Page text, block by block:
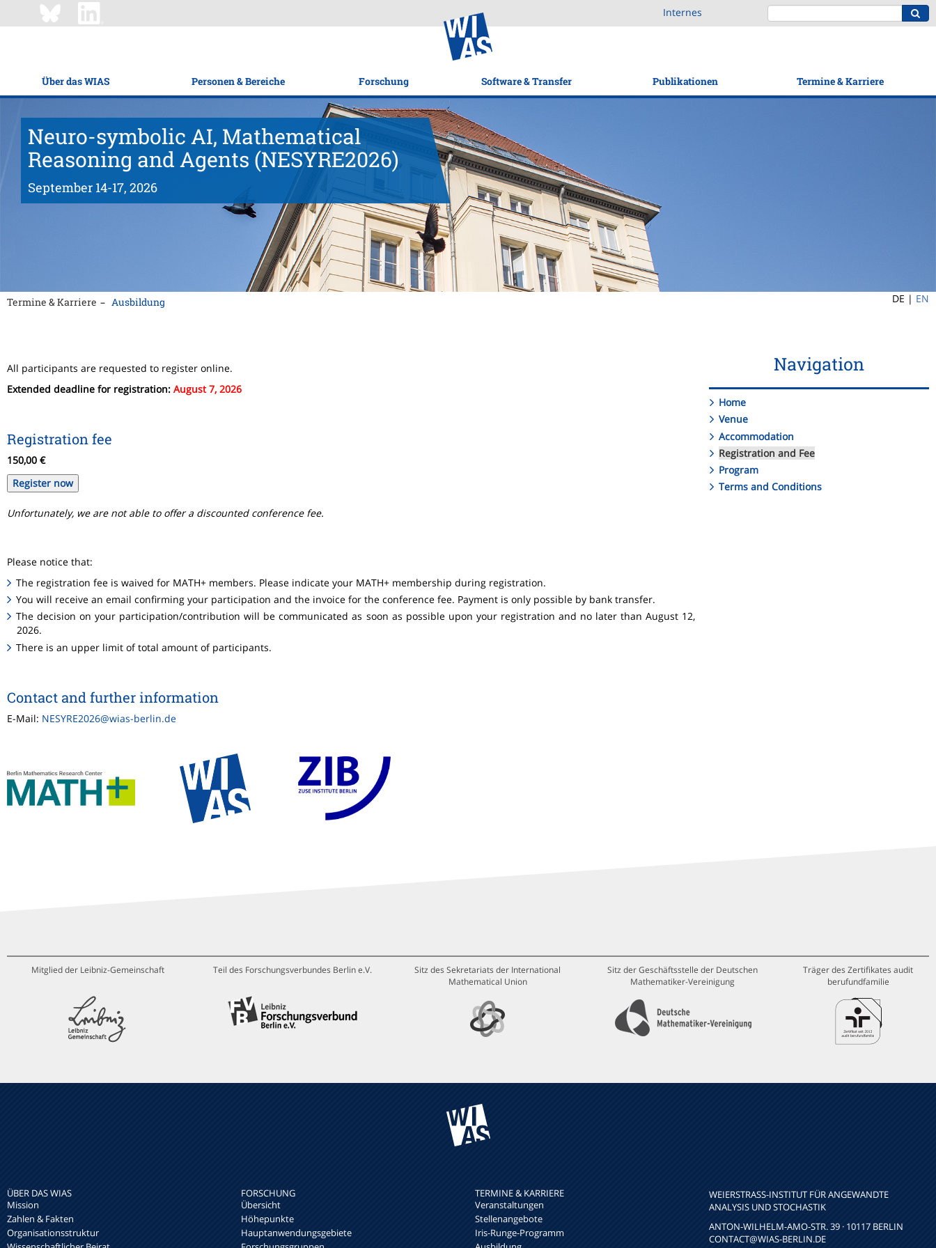
Internes
Über das WIAS Personen & Bereiche Forschung Software & Transfer Publikationen Termine & Karriere
Neuro-symbolic AI, Mathematical
Reasoning and Agents (NESYRE2026)
September 14-17, 2026
Termine & Karriere Ausbildung DE | EN
All participants are requested to register online.
Extended deadline for registration: August 7, 2026
Registration fee
150,00 €
Register now
Unfortunately, we are not able to offer a discounted conference fee.
Please notice that:
The registration fee is waived for MATH+ members. Please indicate your MATH+ membership during registration.
You will receive an email confirming your participation and the invoice for the conference fee. Payment is only possible by bank transfer.
The decision on your participation/contribution will be communicated as soon as possible upon your registration and no later than August 12,
2026.
There is an upper limit of total amount of participants.
Contact and further information
E-Mail: NESYRE2026@wias-berlin.de
Navigation
Home
Venue
Accommodation
Registration and Fee
Program
Terms and Conditions
Mitglied der Leibniz-Gemeinschaft Teil des Forschungsverbundes Berlin e.V.
Sitz des Sekretariats der International
Mathematical Union
Sitz der Geschäftsstelle der Deutschen
Mathematiker-Vereinigung
Träger des Zertifikates audit
berufundfamilie
ÜBER DAS WIAS
Mission
Zahlen & Fakten
Organisationsstruktur
FORSCHUNG
Übersicht
Höhepunkte
Hauptanwendungsgebiete
TERMINE & KARRIERE
Veranstaltungen
Stellenangebote
Iris-Runge-Programm
WEIERSTRASS-INSTITUT FÜR ANGEWANDTE A
NALYSIS UND STOCHASTIK
ANTON-WILHELM-AMO-STR. 39 · 10117 BERLIN
CONTACT@WIAS-BERLIN.DE